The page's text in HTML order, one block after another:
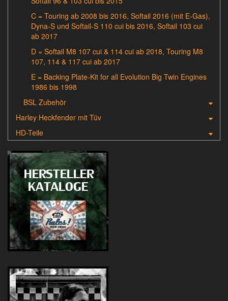
C = Touring ab 2008 bis 2016, Softail 2016 (mit E-Gas),
Dyna-S und Softail-S 110 cui bis 2016, Softail 103 cui
ab 2017
D = Softail M8 107 cui & 114 cui ab 2018, Touring M8
107, 114 & 117 cui ab 2017
E = Backing Plate-Kit for all Evolution Big Twin Engines
1986 bis 1998
BSL Zubehör
Harley Heckfender mit Tüv
HD-Teile